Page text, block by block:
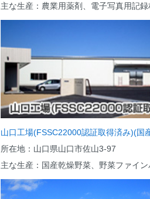
主な生産：農業用薬剤、電子写真用記
山口工場(FSSC22000認証取得済み)(国
所在地：山口県山口市佐山3-97
主な生産：国産乾燥野菜、野菜ファイン